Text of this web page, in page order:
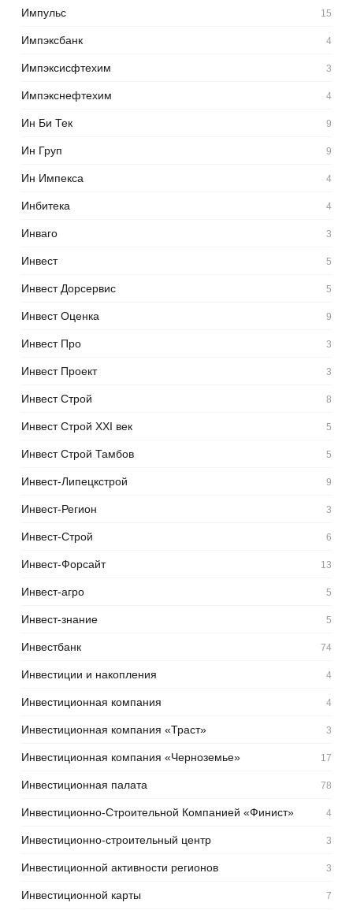
Импульс 15
Импэксбанк 4
Импэксисфтехим 3
Импэкснефтехим 4
Ин Би Тек 9
Ин Груп 9
Ин Импекса 4
Инбитека 4
Инваго 3
Инвест 5
Инвест Дорсервис 5
Инвест Оценка 9
Инвест Про 3
Инвест Проект 3
Инвест Строй 8
Инвест Строй XXI век 5
Инвест Строй Тамбов 5
Инвест-Липецкстрой 9
Инвест-Регион 3
Инвест-Строй 6
Инвест-Форсайт 13
Инвест-агро 5
Инвест-знание 5
Инвестбанк 74
Инвестиции и накопления 4
Инвестиционная компания 4
Инвестиционная компания «Траст» 3
Инвестиционная компания «Черноземье» 17
Инвестиционная палата 78
Инвестиционно-Строительной Компанией «Финист» 4
Инвестиционно-строительный центр 3
Инвестиционной активности регионов 3
Инвестиционной карты 7